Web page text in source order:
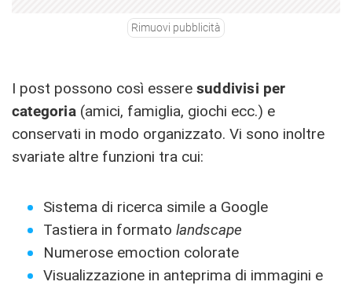
Rimuovi pubblicità
I post possono così essere suddivisi per
categoria(amici, famiglia, giochi ecc.) e
conservati in modo organizzato. Vi sono inoltre
svariate altre funzioni tra cui:
Sistema di ricerca simile a Google
Tastiera in formato landscape
Numerose emoction colorate
Visualizzazione in anteprima di immagini e